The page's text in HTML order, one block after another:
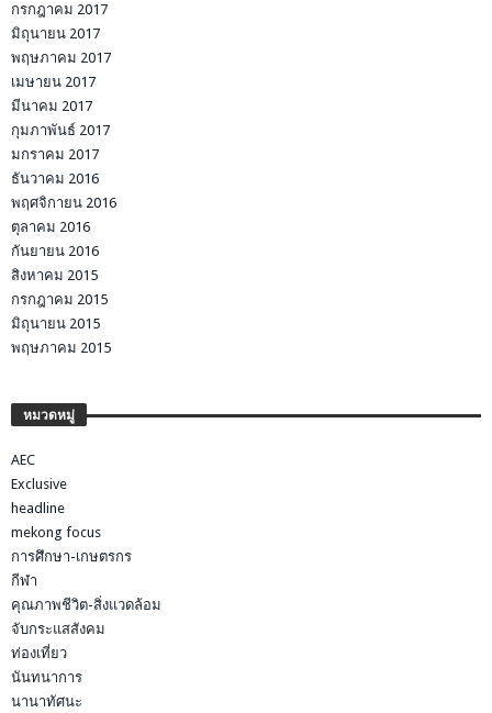
กรกฎาคม 2017
มิถุนายน 2017
พฤษภาคม 2017
เมษายน 2017
มีนาคม 2017
กุมภาพันธ์ 2017
มกราคม 2017
ธันวาคม 2016
พฤศจิกายน 2016
ตุลาคม 2016
กันยายน 2016
สิงหาคม 2015
กรกฎาคม 2015
มิถุนายน 2015
พฤษภาคม 2015
หมวดหมู่
AEC
Exclusive
headline
mekong focus
การศึกษา-เกษตรกร
กีฬา
คุณภาพชีวิต-สิ่งแวดล้อม
จับกระแสสังคม
ท่องเที่ยว
นันทนาการ
นานาทัศนะ